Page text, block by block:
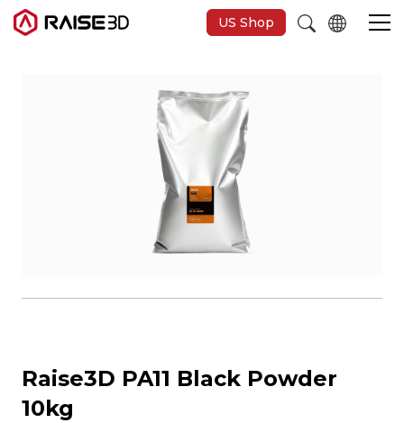
US Shop
Imprimantes 3D
Raise3D PA11 Black Powder
10kg